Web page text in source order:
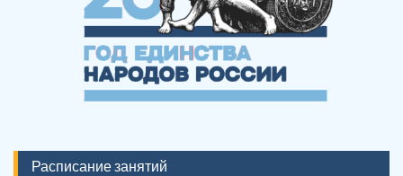
Расписание занятий